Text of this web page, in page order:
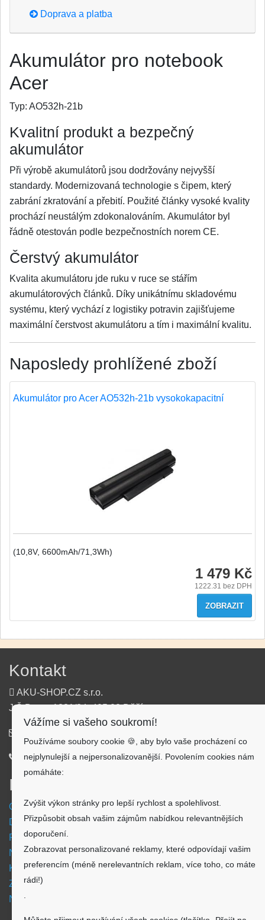
Doprava a platba
Akumulátor pro notebook
Acer
Typ: AO532h-21b
Kvalitní produkt a bezpečný
akumulátor
Při výrobě akumulátorů jsou dodržovány nejvyšší
standardy. Modernizovaná technologie s čipem, který
zabrání zkratování a přebití. Použité články vysoké kvality
prochází neustálým zdokonalováním. Akumulátor byl
řádně otestován podle bezpečnostních norem CE.
Čerstvý akumulátor
Kvalita akumulátoru jde ruku v ruce se stářím
akumulátorových článků. Díky unikátnímu skladovému
systému, který vychází z logistiky potravin zajišťujeme
maximální čerstvost akumulátoru a tím i maximální kvalitu.
Naposledy prohlížené zboží
Akumulátor pro Acer AO532h-21b vysokokapacitní
(10,8V, 6600mAh/71,3Wh)
1 479 Kč
1222.31 bez DPH
ZOBRAZIT
Kontakt
AKU-SHOP.CZ s.r.o.
J.Š.Baara 1331/34, 405 02 Děčín
720 500 500
Informace
Obchodní podmínky
Doprava a platba
Reklamační formulář
Nastavení cookies
Kde nás najdete
Zpětný odběr vysloužilých elektrozařízení
Návod - akumulátory
Vážíme si vašeho soukromí!
Používáme soubory cookie 🍪, aby bylo vaše procházení co
nejplynulejší a nejpersonalizovanější. Povolením cookies nám
pomáháte:
Zvýšit výkon stránky pro lepší rychlost a spolehlivost.
Přizpůsobit obsah vašim zájmům nabídkou relevantnějších
doporučení.
Zobrazovat personalizované reklamy, které odpovídají vašim
preferencím (méně nerelevantních reklam, více toho, co máte
rádi!)